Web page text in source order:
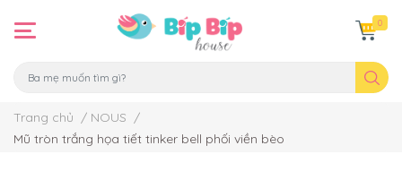
0
Trang chủ / NOUS /
Mũ tròn trắng họa tiết tinker bell phối viền bèo